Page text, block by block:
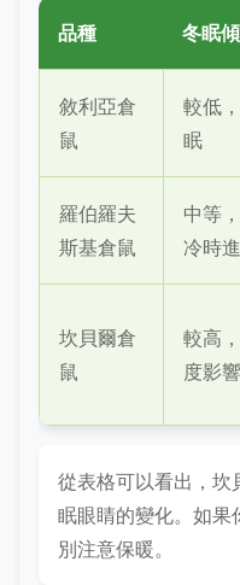
品種 冬眠
敘利亞倉
鼠
較低
眠
羅伯羅夫
斯基倉鼠
中等
冷時
坎貝爾倉
鼠
較高
度影響
從表格可以看出，坎
眠眼睛的變化。如果
別注意保暖。